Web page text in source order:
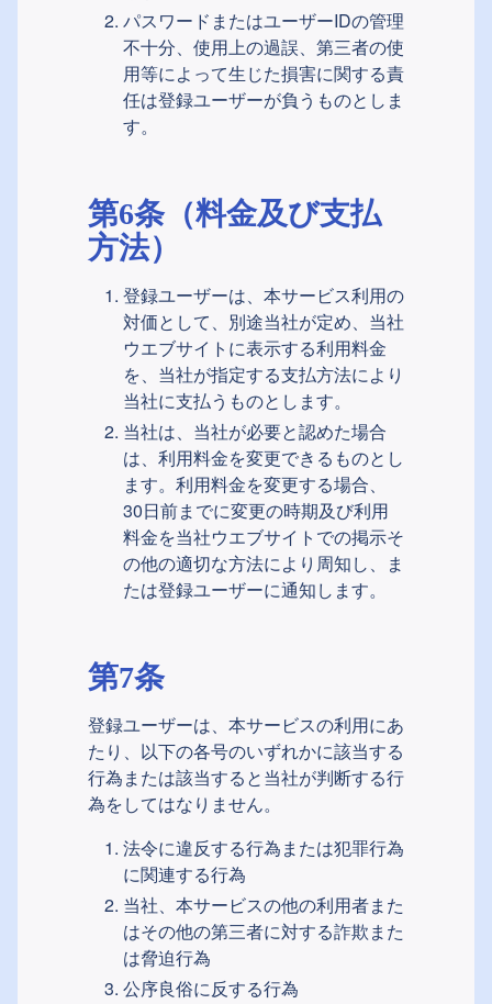
パスワードまたはユーザーIDの管理
不十分、使用上の過誤、第三者の使
用等によって生じた損害に関する責
任は登録ユーザーが負うものとしま
す。
第6条（料金及び支払
方法）
登録ユーザーは、本サービス利用の
対価として、別途当社が定め、当社
ウエブサイトに表示する利用料金
を、当社が指定する支払方法により
当社に支払うものとします。
当社は、当社が必要と認めた場合
は、利用料金を変更できるものとし
ます。利用料金を変更する場合、
30日前までに変更の時期及び利用
料金を当社ウエブサイトでの掲示そ
の他の適切な方法により周知し、ま
たは登録ユーザーに通知します。
第7条
登録ユーザーは、本サービスの利用にあ
たり、以下の各号のいずれかに該当する
行為または該当すると当社が判断する行
為をしてはなりません。
法令に違反する行為または犯罪行為
に関連する行為
当社、本サービスの他の利用者また
はその他の第三者に対する詐欺また
は脅迫行為
公序良俗に反する行為